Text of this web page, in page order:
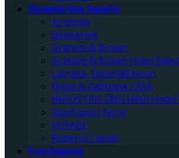
Dizajnerske tapete
Armonia
Blumarine
Graham & Brown
Graham & Brown Hotel
Carrara- Decori&Decori
Dolce & Gabbana CASA
INDUSTRIE EMILIANA Hotel
Gianfranco Ferre
VOYAGE
Roberto Cavalli
Fototapete